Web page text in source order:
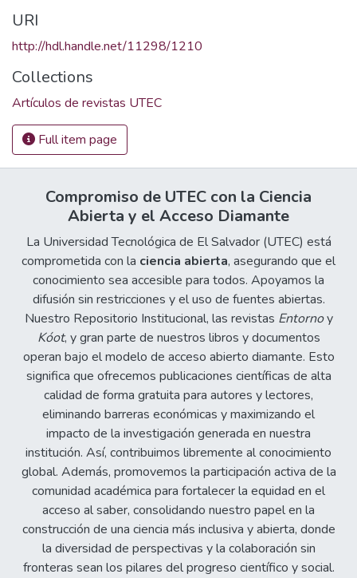
URI
http://hdl.handle.net/11298/1210
Collections
Artículos de revistas UTEC
Full item page
Compromiso de UTEC con la Ciencia
Abierta y el Acceso Diamante
La Universidad Tecnológica de El Salvador (UTEC) está
comprometida con la ciencia abierta, asegurando que el
conocimiento sea accesible para todos. Apoyamos la
difusión sin restricciones y el uso de fuentes abiertas.
Nuestro Repositorio Institucional, las revistas Entornoy
Kóot, y gran parte de nuestros libros y documentos
operan bajo el modelo de acceso abierto diamante. Esto
significa que ofrecemos publicaciones científicas de alta
calidad de forma gratuita para autores y lectores,
eliminando barreras económicas y maximizando el
impacto de la investigación generada en nuestra
institución. Así, contribuimos libremente al conocimiento
global. Además, promovemos la participación activa de la
comunidad académica para fortalecer la equidad en el
acceso al saber, consolidando nuestro papel en la
construcción de una ciencia más inclusiva y abierta, donde
la diversidad de perspectivas y la colaboración sin
fronteras sean los pilares del progreso científico y social.